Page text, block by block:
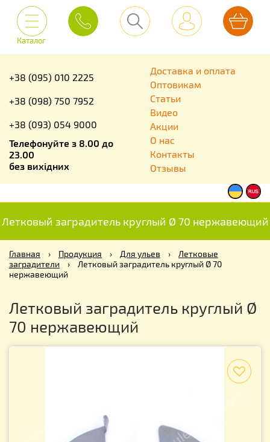
Каталог
+38 (095) 010 2225
+38 (098) 750 7952
+38 (093) 054 9000
Телефонуйте з 8.00 до
23.00
без вихідних
Доставка и оплата
Оптовикам
Статьи
Видео
Акции
О нас
Контакты
Отзывы
Летковый заградитель круглый Ø 70 нержавеющий
Главная › Продукция › Для ульев ›
Летковые
заградители
›
Летковый заградитель круглый Ø 70
нержавеющий
Летковый заградитель круглый Ø
70 нержавеющий